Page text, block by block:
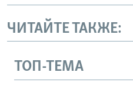
ЧИТАЙТЕ ТАКЖЕ:
ТОП-ТЕМА